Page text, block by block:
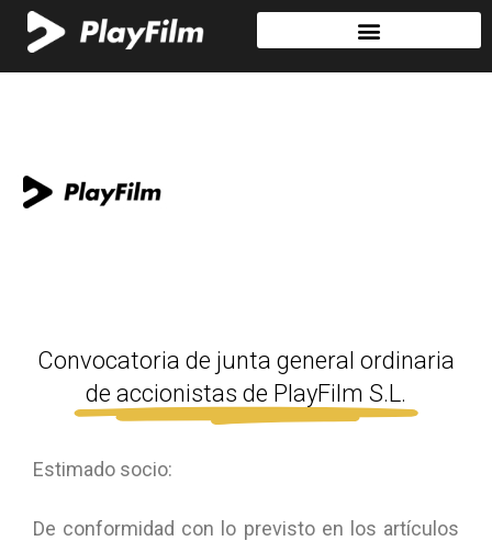
Convocatoria de junta general ordinaria
de accionistas de PlayFilm S.L.
Estimado socio:
De conformidad con lo previsto en los artículos